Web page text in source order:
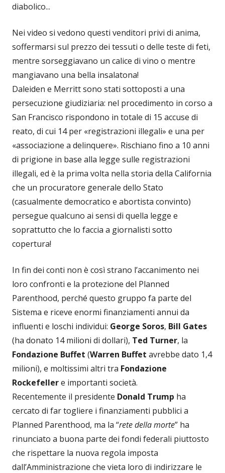
diabolico...
Nei video si vedono questi venditori privi di anima,
soffermarsi sul prezzo dei tessuti o delle teste di feti,
mentre sorseggiavano un calice di vino o mentre
mangiavano una bella insalatona!
Daleiden e Merritt sono stati sottoposti a una
persecuzione giudiziaria: nel procedimento in corso a
San Francisco rispondono in totale di 15 accuse di
reato, di cui 14 per «registrazioni illegali» e una per
«associazione a delinquere». Rischiano fino a 10 anni
di prigione in base alla legge sulle registrazioni
illegali, ed è la prima volta nella storia della California
che un procuratore generale dello Stato
(casualmente democratico e abortista convinto)
persegue qualcuno ai sensi di quella legge e
soprattutto che lo faccia a giornalisti sotto
copertura!
In fin dei conti non è così strano l’accanimento nei
loro confronti e la protezione del Planned
Parenthood, perché questo gruppo fa parte del
Sistema e riceve enormi finanziamenti annui da
influenti e loschi individui: George Soros, Bill Gates
(ha donato 14 milioni di dollari), Ted Turner, la
Fondazione Buffet (Warren Buffet avrebbe dato 1,4
milioni), e moltissimi altri tra Fondazione
Rockefellere importanti società.
Recentemente il presidente Donald Trump ha
cercato di far togliere i finanziamenti pubblici a
Planned Parenthood, ma la “rete della morte” ha
rinunciato a buona parte dei fondi federali piuttosto
che rispettare la nuova regola imposta
dall’Amministrazione che vieta loro di indirizzare le